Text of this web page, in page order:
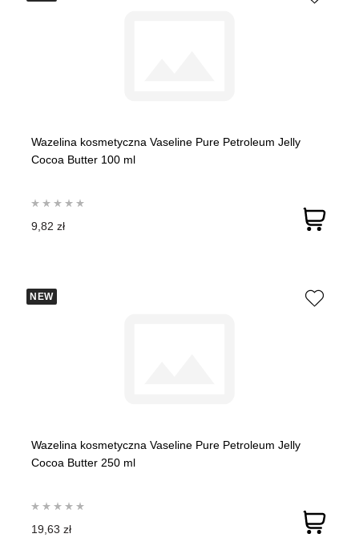
Wazelina kosmetyczna Vaseline Pure Petroleum Jelly
Cocoa Butter 100 ml
9,82 zł
NEW
Wazelina kosmetyczna Vaseline Pure Petroleum Jelly
Cocoa Butter 250 ml
19,63 zł